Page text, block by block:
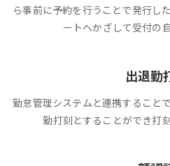
ら事前に予約を行うことで発行し
ートへかざして受付の
出退勤
勤怠管理システムと連携すること
勤打刻とすることができ打